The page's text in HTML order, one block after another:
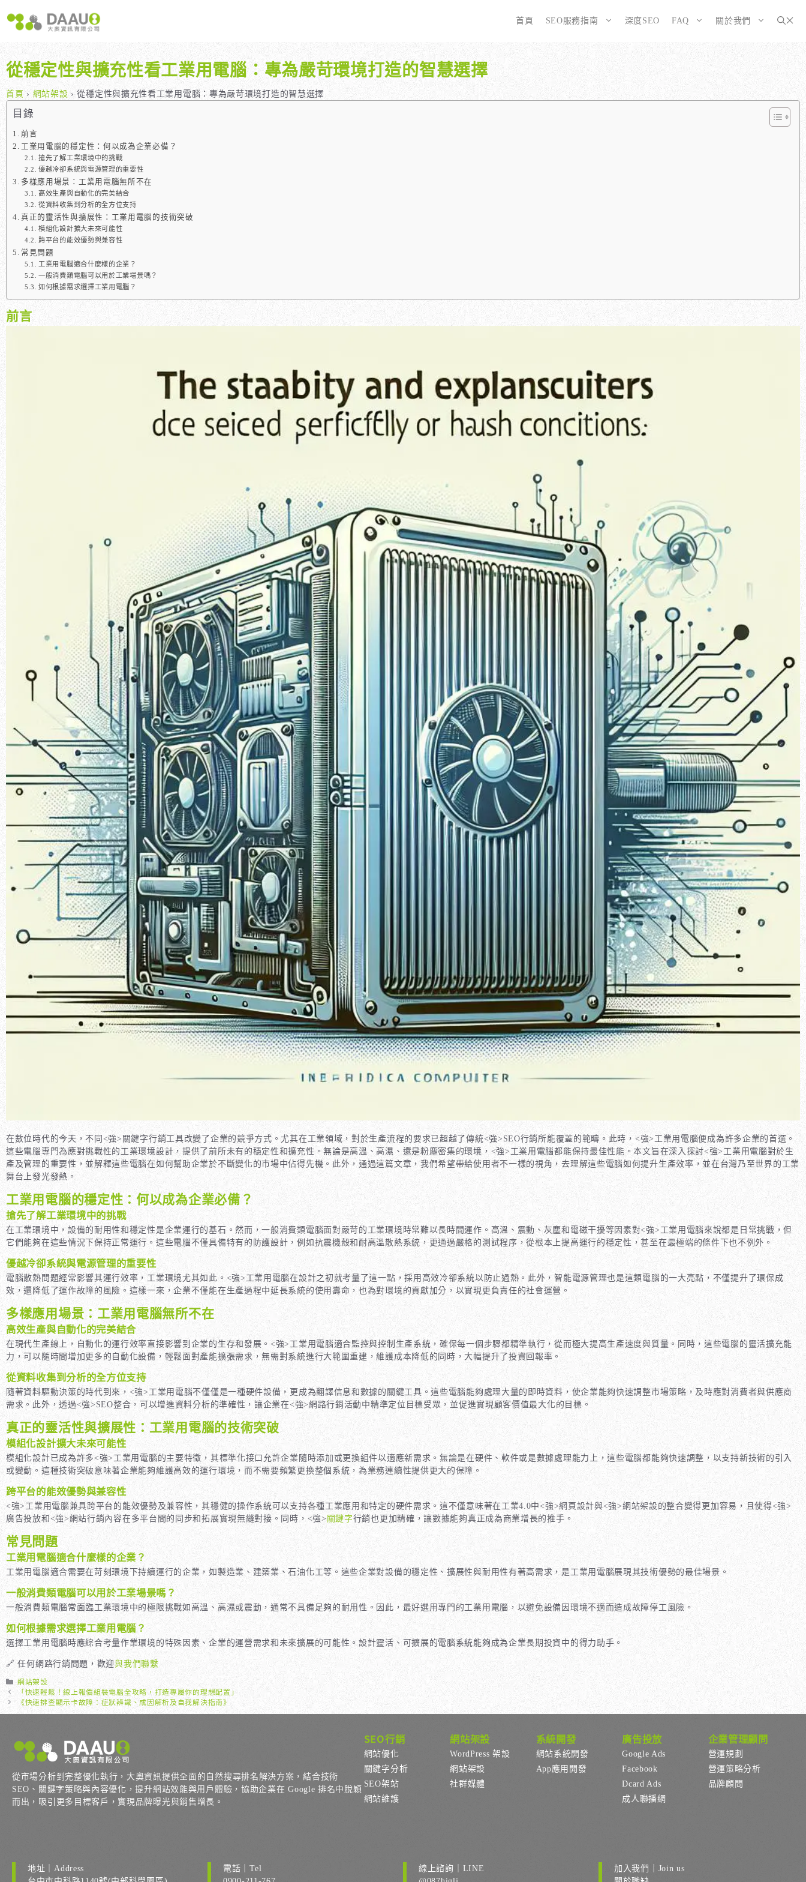
至
內
容
首頁 SEO服務指南
大奧獨家 AISEO矩陣系統｜SEO自動化輕鬆佈局關鍵字
八大專業SEO服務：網站流量快速成長
SEO 救星：你的網站沒有自然流量嗎？
專業SEO撰寫：提升網站SEO自然排序
維基百科：提升品牌形象與SEO的雙贏策略
網站系統開發：打造高效能業務需求的網站
全面優化網站語法：提升SEO表現
關鍵字分析：精準制定SEO策略
為SEO而生的網站
選擇CMS或客製化網站：為您的打造完美SEO網站
深度SEO FAQ
如何開始 SEO？新手指南
SEO 的定義與基本概念
SEO 的運作原理
SEO 的重要性：為什麼企業需要它？
什麼是白帽SEO、灰帽SEO與黑帽SEO？
我們提供哪些 SEO 服務？
如何知道哪些服務最適合我的業務？
廣告行銷基礎知識
廣告平台與策略選擇
大奧資訊的網站架設服務包含哪些項目？
如何確保網站符合 SEO 標準？
關於我們
從穩定性與擴充性看工業用電腦：專為嚴苛環境打造的智慧選擇
首頁 › 網站架設 ›從穩定性與擴充性看工業用電腦：專為嚴苛環境打造的智慧選擇
目錄
前言
工業用電腦的穩定性：何以成為企業必備？
搶先了解工業環境中的挑戰
優越冷卻系統與電源管理的重要性
多樣應用場景：工業用電腦無所不在
高效生產與自動化的完美結合
從資料收集到分析的全方位支持
真正的靈活性與擴展性：工業用電腦的技術突破
模組化設計擴大未來可能性
跨平台的能效優勢與兼容性
常見問題
工業用電腦適合什麼樣的企業？
一般消費類電腦可以用於工業場景嗎？
如何根據需求選擇工業用電腦？
前言
在數位時代的今天，不同<強>關鍵字行銷工具改變了企業的競爭方式。尤其在工業領域，對於生產流程的要求已超越了傳統<強>SEO行銷所能覆蓋的範疇。此時，<強>工業用電腦便成為許多企業的首選。
這些電腦專門為應對挑戰性的工業環境設計，提供了前所未有的穩定性和擴充性。無論是高溫、高濕、還是粉塵密集的環境，<強>工業用電腦都能保持最佳性能。本文旨在深入探討<強>工業用電腦對於生
產及管理的重要性，並解釋這些電腦在如何幫助企業於不斷變化的市場中佔得先機。此外，通過這篇文章，我們希望帶給使用者不一樣的視角，去理解這些電腦如何提升生產效率，並在台灣乃至世界的工業
舞台上發光發熱。
工業用電腦的穩定性：何以成為企業必備？
搶先了解工業環境中的挑戰
在工業環境中，設備的耐用性和穩定性是企業運行的基石。然而，一般消費類電腦面對嚴苛的工業環境時常難以長時間運作。高溫、震動、灰塵和電磁干擾等因素對<強>工業用電腦來說都是日常挑戰，但
它們能夠在這些情況下保持正常運行。這些電腦不僅具備特有的防護設計，例如抗震機殼和耐高溫散熱系統，更通過嚴格的測試程序，從根本上提高運行的穩定性，甚至在最極端的條件下也不例外。
優越冷卻系統與電源管理的重要性
電腦散熱問題經常影響其運行效率，工業環境尤其如此。<強>工業用電腦在設計之初就考量了這一點，採用高效冷卻系統以防止過熱。此外，智能電源管理也是這類電腦的一大亮點，不僅提升了環保成
效，還降低了運作故障的風險。這樣一來，企業不僅能在生產過程中延長系統的使用壽命，也為對環境的貢獻加分，以實現更負責任的社會運營。
多樣應用場景：工業用電腦無所不在
高效生產與自動化的完美結合
在現代生產線上，自動化的運行效率直接影響到企業的生存和發展。<強>工業用電腦適合監控與控制生產系統，確保每一個步驟都精準執行，從而極大提高生產速度與質量。同時，這些電腦的靈活擴充能
力，可以隨時間增加更多的自動化設備，輕鬆面對產能擴張需求，無需對系統進行大範圍重建，維護成本降低的同時，大幅提升了投資回報率。
從資料收集到分析的全方位支持
隨著資料驅動決策的時代到來，<強>工業用電腦不僅僅是一種硬件設備，更成為翻譯信息和數據的關鍵工具。這些電腦能夠處理大量的即時資料，使企業能夠快速調整市場策略，及時應對消費者與供應商
需求。此外，透過<強>SEO整合，可以增進資料分析的準確性，讓企業在<強>網路行銷活動中精準定位目標受眾，並促進實現顧客價值最大化的目標。
真正的靈活性與擴展性：工業用電腦的技術突破
模組化設計擴大未來可能性
模組化設計已成為許多<強>工業用電腦的主要特徵，其標準化接口允許企業隨時添加或更換組件以適應新需求。無論是在硬件、軟件或是數據處理能力上，這些電腦都能夠快速調整，以支持新技術的引入
或變動。這種技術突破意味著企業能夠維護高效的運行環境，而不需要頻繁更換整個系統，為業務連續性提供更大的保障。
跨平台的能效優勢與兼容性
<強>工業用電腦兼具跨平台的能效優勢及兼容性，其穩健的操作系統可以支持各種工業應用和特定的硬件需求。這不僅意味著在工業4.0中<強>網頁設計與<強>網站架設的整合變得更加容易，且使得<強>
廣告投放和<強>網站行銷內容在多平台間的同步和拓展實現無縫對接。同時，<強> 關鍵字行銷也更加精確，讓數據能夠真正成為商業增長的推手。
常見問題
工業用電腦適合什麼樣的企業？
工業用電腦適合需要在苛刻環境下持續運行的企業，如製造業、建築業、石油化工等。這些企業對設備的穩定性、擴展性與耐用性有著高需求，是工業用電腦展現其技術優勢的最佳場景。
一般消費類電腦可以用於工業場景嗎？
一般消費類電腦常面臨工業環境中的極限挑戰如高溫、高濕或震動，通常不具備足夠的耐用性。因此，最好選用專門的工業用電腦，以避免設備因環境不適而造成故障停工風險。
如何根據需求選擇工業用電腦？
選擇工業用電腦時應綜合考量作業環境的特殊因素、企業的運營需求和未來擴展的可能性。設計靈活、可擴展的電腦系統能夠成為企業長期投資中的得力助手。
🔗 任何網路行銷問題，歡迎與我們聯繫
分
類
網站架設
「快速輕鬆！線上報價組裝電腦全攻略，打造專屬你的理想配置」
《快速排查顯示卡故障：症狀辨識、成因解析及自我解決指南》
從市場分析到完整優化執行，大奧資訊提供全面的自然搜尋排名解決方案，結合技術
SEO、關鍵字策略與內容優化，提升網站效能與用戶體驗，協助企業在 Google 排名中脫穎
而出，吸引更多目標客戶，實現品牌曝光與銷售增長。
SEO行銷
網站優化
關鍵字分析
SEO架站
網站維護
網站架設
WordPress 架設
網站架設
社群媒體
系統開發
網站系統開發
App應用開發
廣告投放
Google Ads
Facebook
Dcard Ads
成人聯播網
企業管理顧問
營運規劃
營運策略分析
品牌顧問
地址｜Address
電話｜Tel
線上諮詢｜LINE
加入我們｜Join us